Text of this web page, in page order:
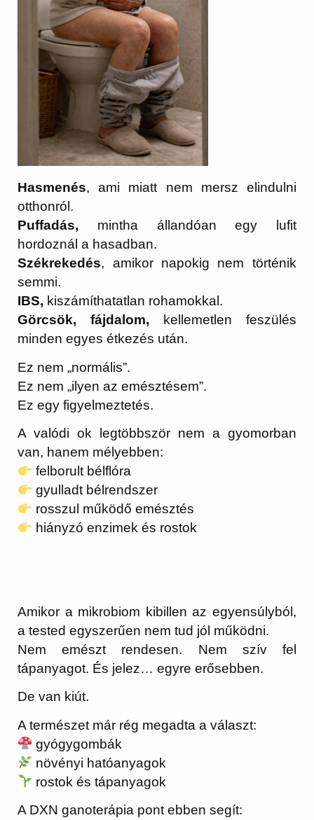
Hasmenés, ami miatt nem mersz elindulni
otthonról.
Puffadás, mintha állandóan egy lufit
hordoznál a hasadban.
Székrekedés, amikor napokig nem történik
semmi.
IBS, kiszámíthatatlan rohamokkal.
Görcsök, fájdalom, kellemetlen feszülés
minden egyes étkezés után.
Ez nem „normális”.
Ez nem „ilyen az emésztésem”.
Ez egy figyelmeztetés.
A valódi ok legtöbbször nem a gyomorban
van, hanem mélyebben:
felborult bélflóra
gyulladt bélrendszer
rosszul működő emésztés
hiányzó enzimek és rostok
Amikor a mikrobiom kibillen az egyensúlyból,
a tested egyszerűen nem tud jól működni.
Nem emészt rendesen. Nem szív fel
tápanyagot. És jelez… egyre erősebben.
De van kiút.
A természet már rég megadta a választ:
gyógygombák
növényi hatóanyagok
rostok és tápanyagok
A DXN ganoterápia pont ebben segít: